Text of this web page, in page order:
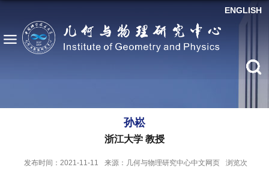
ENGLISH
孙崧
浙江大学 教授
发布时间：2021-11-11 来源：几何与物理研究中心中文网页
浏览次